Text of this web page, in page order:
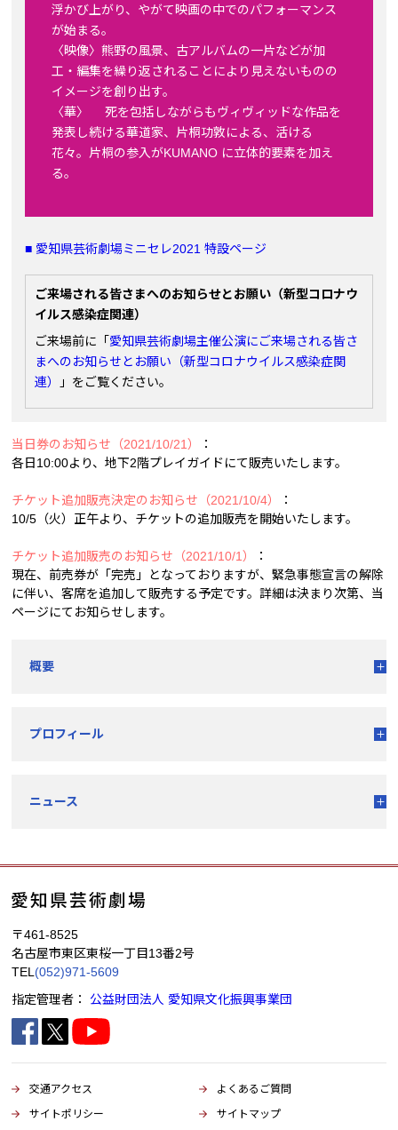
浮かび上がり、やがて映画の中でのパフォーマンス
が始まる。
〈映像〉熊野の風景、古アルバムの一片などが加
工・編集を繰り返されることにより見えないものの
イメージを創り出す。
〈華〉 死を包括しながらもヴィヴィッドな作品を
発表し続ける華道家、片桐功敦による、活ける
花々。片桐の参入がKUMANO に立体的要素を加え
る。
■ 愛知県芸術劇場ミニセレ2021 特設ページ
ご来場される皆さまへのお知らせとお願い（新型コロナウ
イルス感染症関連）
ご来場前に「 愛知県芸術劇場主催公演にご来場される皆さ
まへのお知らせとお願い（新型コロナウイルス感染症関
連）
」をご覧ください。
当日券のお知らせ（2021/10/21）
：
各日10:00より、地下2階プレイガイドにて販売いたします。
チケット追加販売決定のお知らせ（2021/10/4）
：
10/5（火）正午より、チケットの追加販売を開始いたします。
チケット追加販売のお知らせ（2021/10/1）
：
現在、前売券が「完売」となっておりますが、緊急事態宣言の解除
に伴い、客席を追加して販売する予定です。詳細は決まり次第、当
ページにてお知らせします。
概要
プロフィール
ニュース
〒461-8525
名古屋市東区東桜一丁目13番2号
TEL (052)971-5609
指定管理者： 公益財団法人 愛知県文化振興事業団
交通アクセス
よくあるご質問
サイトポリシー
サイトマップ